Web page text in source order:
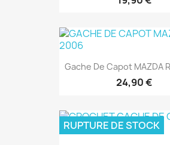
Gache De Capot MAZDA
24,90 €
RUPTURE DE STOCK